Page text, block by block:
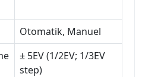
Otomatik, Manuel
± 5EV (1/2EV; 1/3EV
step)